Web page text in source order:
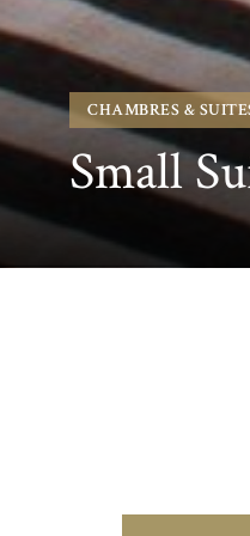
CHAMBRES &
Small